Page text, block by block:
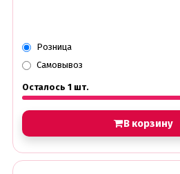
Розница
Самовывоз
Осталось 1 шт.
В корзину